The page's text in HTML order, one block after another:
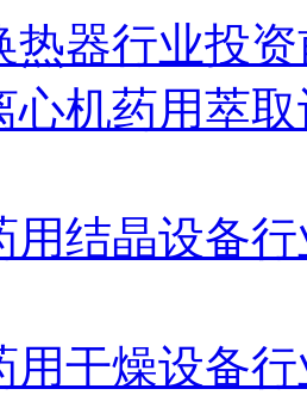
热器行业投
心机药用萃
用结晶设备
用干燥设备